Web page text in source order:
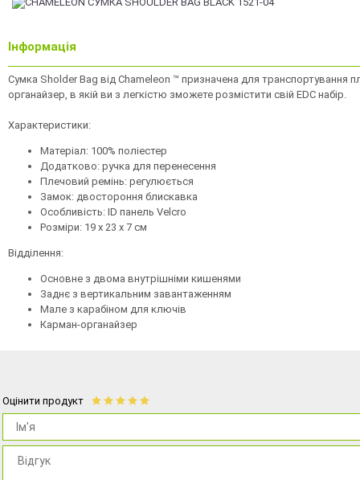
Інформація
Сумка Sholder Bag від Chameleon ™ призначена для
органайзер, в якій ви з легкістю зможете розмістити свій EDC набір.
Характеристики:
Матеріал: 100% поліестер
Додатково: ручка для перенесення
Плечовий ремінь: регулюється
Замок: двостороння блискавка
Особливість: ID панель Velcro
Розміри: 19 х 23 х 7 см
Відділення:
Основне з двома внутрішніми кишенями
Заднє з вертикальним завантаженням
Мале з карабіном для ключів
Карман-органайзер
Оцінити продукт